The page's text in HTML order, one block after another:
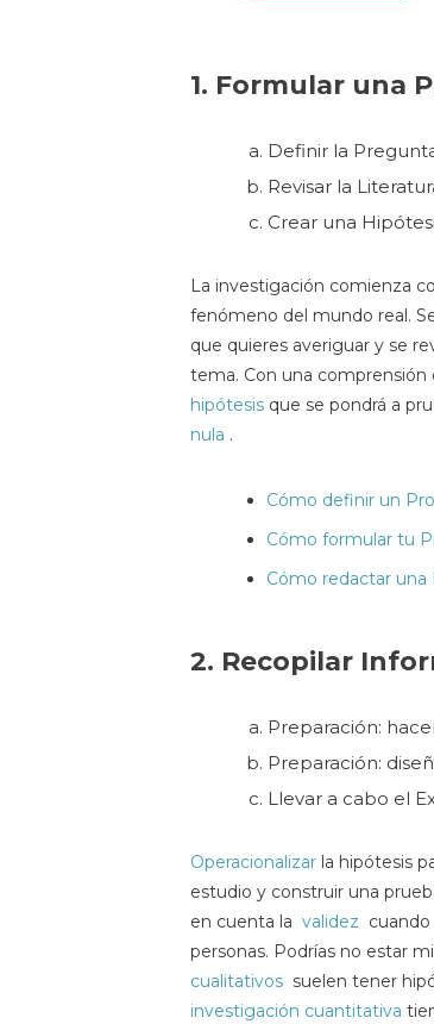
1. Formular una
Definir la
Revisar la
Crear una
La investigación comienza
fenómeno del mundo real.
que quieres averiguar y se
tema. Con una
hipótesis que se pondrá a
nula .
Cómo definir un
Cómo formular tu
Cómo redactar una
2. Recopilar
Preparación:
Preparación:
Llevar a cabo el
Operacionalizar la hipótesis
estudio y construir una
en cuenta la validez
personas. Podrías no estar
cualitativos suelen tener
investigación cuantitativa